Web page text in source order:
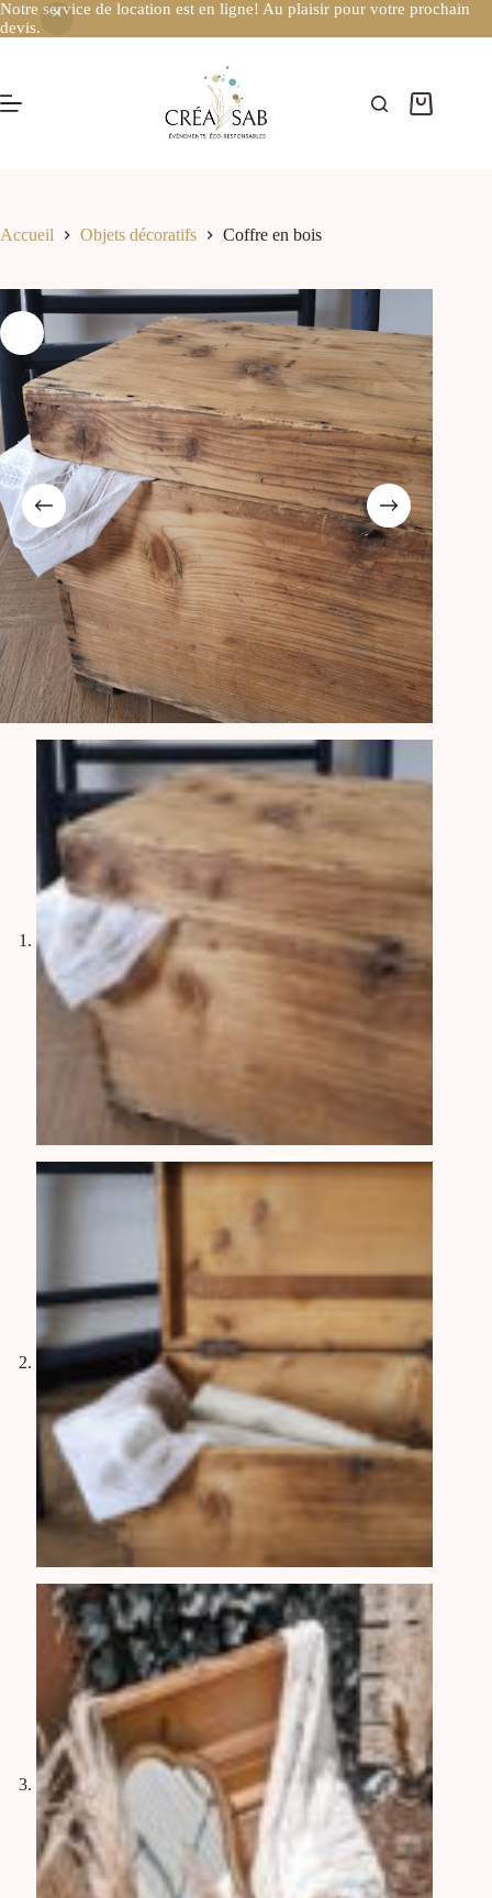
Notre service de location est en ligne! Au plaisir pour votre prochain
devis.
Accueil Objets décoratifs Coffre en bois